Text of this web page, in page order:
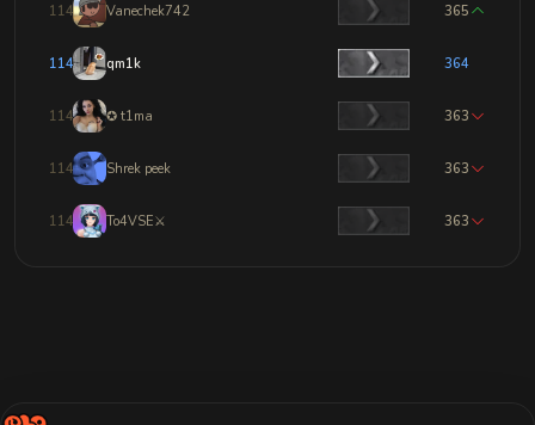
1142 Vanechek742 365
1143 qm1k 364
1144 ✪ t1ma 363
1145 Shrek peek 363
1146 To4VSE⚔ 363